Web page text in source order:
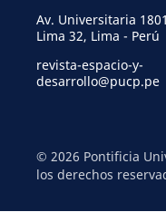
Av. Universitaria
Lima 32, Lima - Perú
revista-espacio-y-
desarrollo@pucp.pe
© 2026 Pontificia
los derechos